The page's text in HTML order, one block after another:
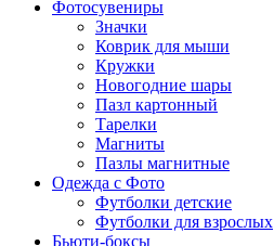
Фотоcувениры
Значки
Коврик для мыши
Кружки
Новогодние шары
Пазл картонный
Тарелки
Магниты
Пазлы магнитные
Одежда с Фото
Футболки детские
Футболки для взрослых
Бьюти-боксы